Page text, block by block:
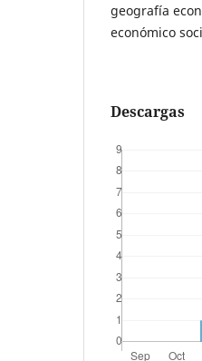
geografía
económico
Descargas